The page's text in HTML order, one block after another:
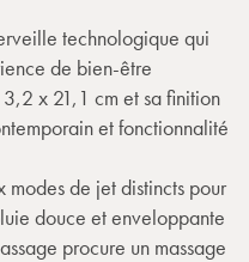
technologique qui
de bien-être
x 21,1 cm et sa finition
et fonctionnalité
de jet distincts pour
douce et enveloppante
procure un massage